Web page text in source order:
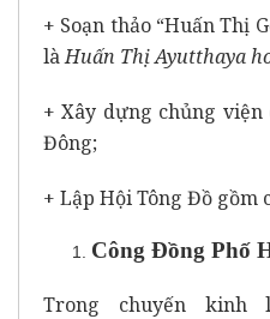
+ Soạn thảo “Huấn Thị
làHuấn Thị Ayutthaya
+ Xây dựng chủng
Đông;
+ Lập Hội Tông Đồ gồm
Công Đồng Phố
Trong chuyến kinh